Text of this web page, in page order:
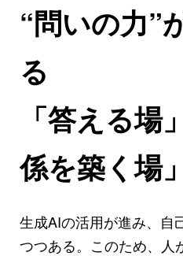
“問いの力”
る
「答える場
係を築く場
生成AIの活用が進み、自
つつある。このため、人